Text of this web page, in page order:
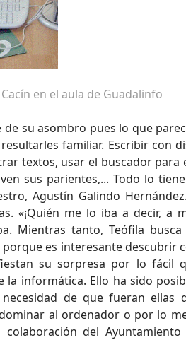
en el aula de Guadalinfo
su asombro pues lo que
familiar. Escribir con
textos, usar el buscador
sus parientes,... Todo lo
Agustín Galindo
«¡Quién me lo iba a decir, a
Mientras tanto, Teófila
es interesante descubrir
su sorpresa por lo fácil
la informática. Ello ha sido
de que fueran ellas
al ordenador o por lo
del